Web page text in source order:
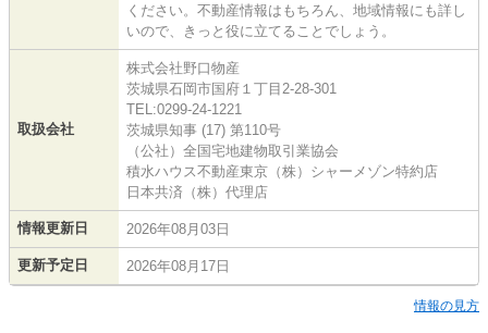
ください。不動産情報はもちろん、地域情報にも詳し
いので、きっと役に立てることでしょう。
取扱会社
株式会社野口物産
茨城県石岡市国府１丁目2-28-301
TEL:0299-24-1221
茨城県知事 (17) 第110号
（公社）全国宅地建物取引業協会
積水ハウス不動産東京（株）シャーメゾン特約店
日本共済（株）代理店
情報更新日 2026年08月03日
更新予定日 2026年08月17日
情報の見方